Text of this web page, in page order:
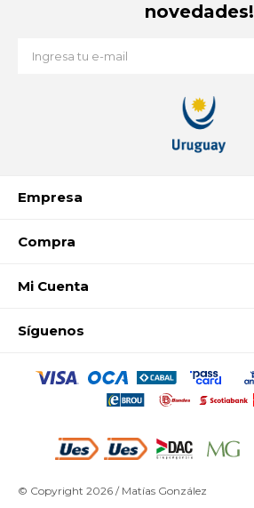
Empresa
Compra
Mi Cuenta
Síguenos
novedades!
© Copyright 2026 / Matías González